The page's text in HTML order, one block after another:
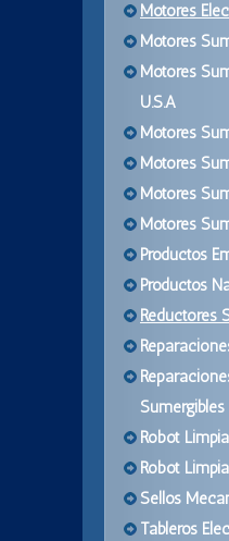
Motores
Motores
Motores
U.S.A
Motores
Motores
Motores
Motores
Productos
Productos
Reductores
Sumergibles
Robot
Robot
Sellos
Tableros